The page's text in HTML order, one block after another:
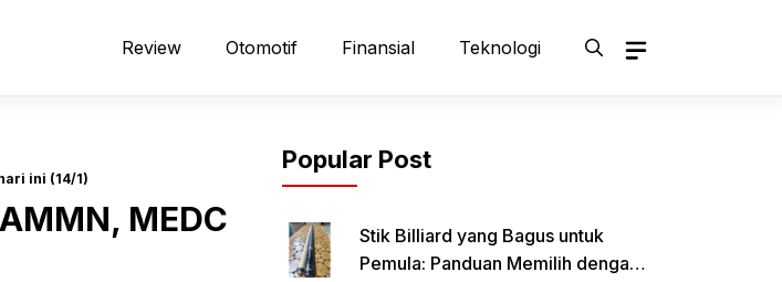
Review Otomotif Finansial Teknologi
ini (14/1)
MEDC
Popular Post
Stik Billiard yang Bagus untuk
Pemula: Panduan Memilih dengan